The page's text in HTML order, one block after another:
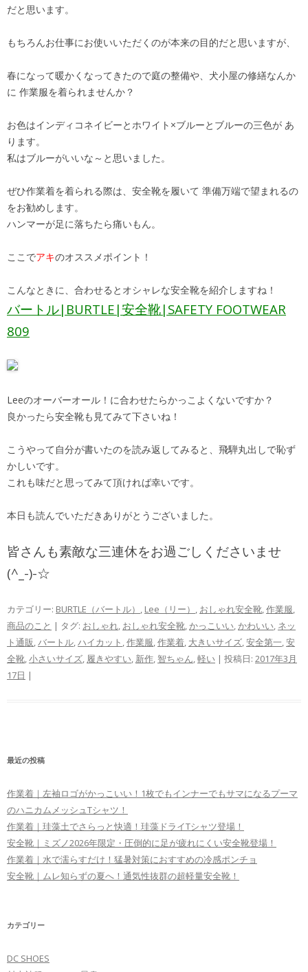
だと思います。
もちろんお仕事にお使いいただくのが本来の目的だと思いますが、
春になって暖かくなってきたので庭の整備や、犬小屋の修繕なんか
に 作業服を着られませんか？
お色はインディコネイビーとホワイト×ブルーとブルーの三色が あ
ります。
私はブルーがいいな～と思いました。
ぜひ作業着を着られる際は、安全靴を履いて 準備万端で望まれるの
をお勧めします。
ハンマーが足に落ちたら痛いもん。
ここでアキのオススメポイント！
こんなときに、合わせるとオシャレな安全靴を紹介しますね！
バートル|BURTLE|安全靴|SAFETY FOOTWEAR
809
Leeのオーバーオール！に合わせたらかっこよくないですか？
良かったら安全靴も見てみて下さいね！
こうやって自分が書いたのを読み返してみると、飛騨丸出しで恥ず
かしいです。
これも味だと思ってみて頂ければ幸いです。
本日も読んでいただきありがとうございました。
皆さんも素敵な三連休をお過ごしくださいませ
(^_-)-☆
カテゴリー: BURTLE（バートル） , Lee（リー） , おしゃれ安全靴,作業服,
商品のこと | タグ: おしゃれ, おしゃれ安全靴,かっこいい,かわいい, ネッ
ト通販,バートル,ハイカット ,作業服,作業着, 大きいサイズ,安全第一,安
全靴,小さいサイズ, 履きやすい, 新作, 智ちゃん,軽い | 投稿日: 2017年3月
17日 |
最近の投稿
作業着｜左袖ロゴがかっこいい！1枚でもインナーでもサマになるプーマ
のハニカムメッシュTシャツ！
作業着｜珪藻土でさらっと快適！珪藻ドライTシャツ登場！
安全靴｜ミズノ2026年限定・圧倒的に足が疲れにくい安全靴登場！
作業着｜水で濡らすだけ！猛暑対策におすすめの冷感ポンチョ
安全靴｜ムレ知らずの夏へ！通気性抜群の超軽量安全靴！
カテゴリー
DC SHOES